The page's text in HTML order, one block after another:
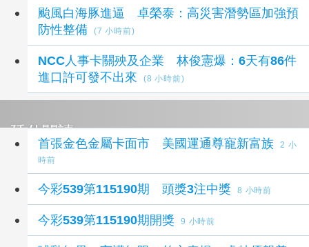
颱風白海豚進逼 卓榮泰：高災害潛勢區加強預
防性整備
(7 小時前)
NCC人事卡關殃及企業 林俊憲爆：6天有86件
進口許可發不出來
(8 小時前)
延伸閱讀
首張金色金屬卡面市 美國運通尊寵新富族
2 小
時前
今彩539第115190期 頭獎3注中獎 8 小時前
今彩539第115190期開獎 9 小時前